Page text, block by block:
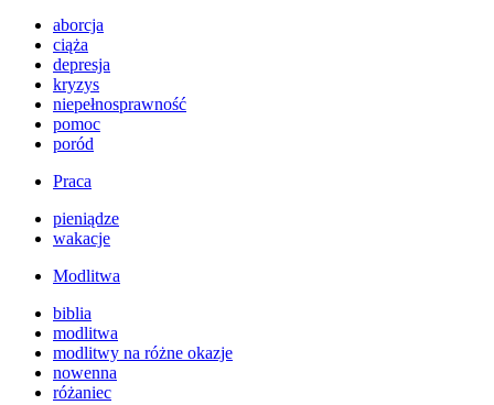
aborcja
ciąża
depresja
kryzys
niepełnosprawność
pomoc
poród
Praca
pieniądze
wakacje
Modlitwa
biblia
modlitwa
modlitwy na różne okazje
nowenna
różaniec